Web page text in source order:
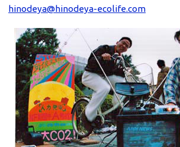
hinodeya@hinodeya-ecolife.com